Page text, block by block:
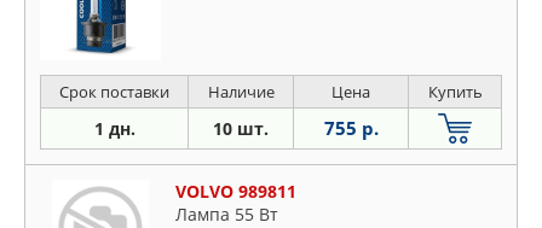
Срок поставки Наличие Цена Купить
1 дн. 10 шт. 755 р.
VOLVO 989811
Лампа 55 Вт